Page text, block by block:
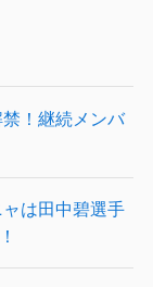
！継続メンバ
は田中碧選手